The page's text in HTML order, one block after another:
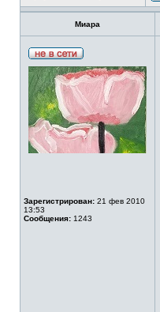
Миара
Зарегистрирован: 21 фев 2010
13:53
Сообщения: 1243